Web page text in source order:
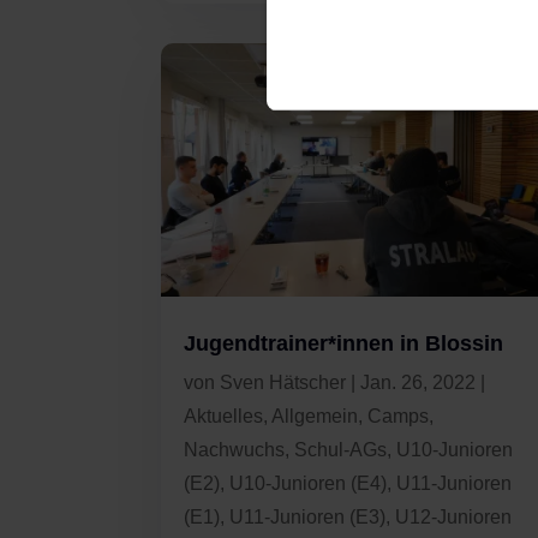
Jugendtrainer*innen in Blossin
von Sven Hätscher Jan. 26, 2022
Aktuelles, Allgemein, Camps,
Nachwuchs, Schul-AGs, U10-Junioren
(E2), U10-Junioren (E4), U11-Junioren
(E1), U11-Junioren (E3), U12-Junioren